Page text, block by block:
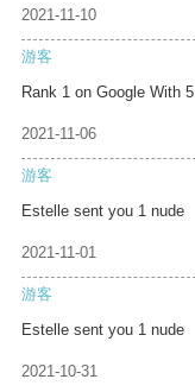
2021-11-10
游客
Rank 1 on Google With 5
2021-11-06
游客
Estelle sent you 1 nude
2021-11-01
游客
Estelle sent you 1 nude
2021-10-31